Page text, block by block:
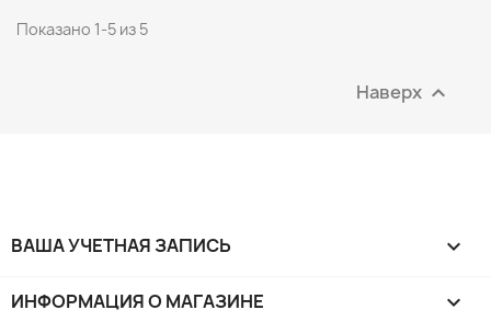
Показано 1-5 из 5
Наверх 
ВАША УЧЕТНАЯ ЗАПИСЬ 
ИНФОРМАЦИЯ О МАГАЗИНЕ keyboard_arrow_down